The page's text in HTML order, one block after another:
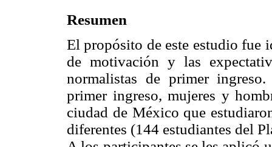
Resumen
El propósito de este estudio fue
de motivación y las
normalistas de primer
primer ingreso, mujeres y
ciudad de México que
diferentes (144 estudiantes del